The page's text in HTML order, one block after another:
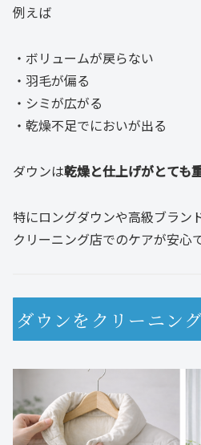
例えば
・ボリュームが戻らない
・羽毛が偏る
・シミが広がる
・乾燥不足でにおいが出る
ダウンは乾燥と仕上げがとても
特にロングダウンや高級ブラン
クリーニング店でのケアが安心で
ダウンをクリーニン